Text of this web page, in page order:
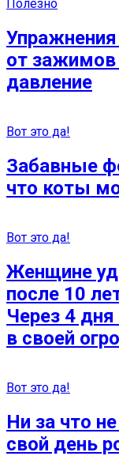
Полезно
от
давление
Вот это да!
Забавные
что коты
Вот это да!
Женщине
после 10
Через 4 дня
в своей
Вот это да!
Ни за что
свой день